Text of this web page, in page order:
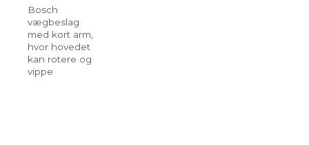
Bosch
vægbeslag
med kort arm,
hvor hovedet
kan rotere og
vippe